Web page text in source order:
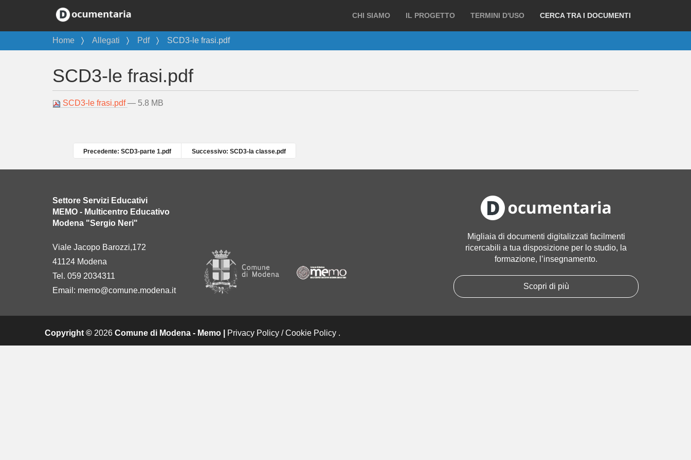
CHI SIAMO IL PROGETTO TERMINI D'USO CERCA TRA I DOCUMENTI
T
u
e
u
Home Allegati Pdf SCD3-le frasi.pdf
SCD3-le frasi.pdf
SCD3-le frasi.pdf— 5.8 MB
Precedente: SCD3-parte 1.pdf Successivo: SCD3-la classe.pdf
Settore Servizi Educativi
MEMO - Multicentro Educativo
Modena "Sergio Neri"
Viale Jacopo Barozzi,172
41124 Modena
Tel. 059 2034311
Email: memo@comune.modena.it
Migliaia di documenti digitalizzati facilmenti
ricercabili a tua disposizione per lo studio, la
formazione, l’insegnamento.
Scopri di più
Copyright © 2026 Comune di Modena - Memo | Privacy Policy /Cookie Policy .